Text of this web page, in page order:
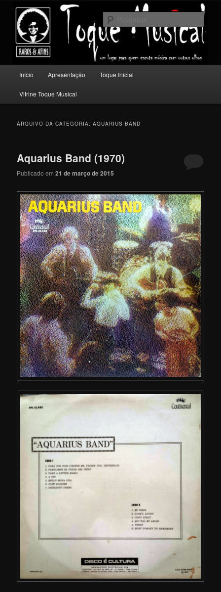
conteúdo
principal
conteúdo
secundário
Toque Musical
Um lugar para quem escuta música com outros olhos.
principal
Início Apresentação Toque Inicial
Vitrine Toque Musical
ARQUIVO DA CATEGORIA:AQUARIUS BAND
Aquarius Band (1970)
Publicado em21 de março de 2015